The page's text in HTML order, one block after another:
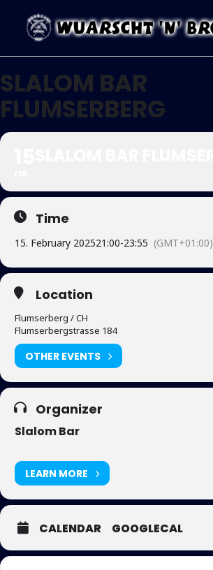
SLALOM BAR
FLUMSERBERG
Time
15. February 202521:00-23:55 (GMT+01:00)
Location
Flumserberg / CH
Flumserbergstrasse 184
OTHER EVENTS
Organizer
Slalom Bar
LEARN MORE
CALENDAR GOOGLECAL